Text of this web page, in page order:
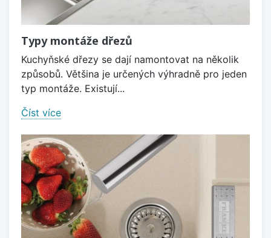
Typy montáže dřezů
Kuchyňské dřezy se dají namontovat na několik
způsobů. Většina je určených výhradně pro jeden
typ montáže. Existují...
Číst více